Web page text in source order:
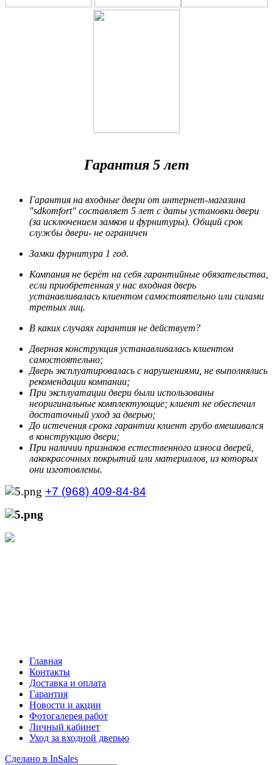
Гарантия 5 лет
Гарантия на входные двери от интернет-магазина
"sdkomfort" составляет 5 лет с даты установки двери
(за исключением замков и фурнитуры). Общий срок
службы двери- не ограничен
Замки фурнитура 1 год.
Компания не берёт на себя гарантийные обязательства,
если приобретенная у нас входная дверь
устанавливалась клиентом самостоятельно или силами
третьих лиц.
В каких случаях гарантия не действует?
Дверная конструкция устанавливалась клиентом
самостоятельно;
Дверь эксплуатировалась с нарушениями, не выполнялись
рекомендации компании;
При эксплуатации двери были использованы
неоригинальные комплектующие; клиент не обеспечил
достаточный уход за дверью;
До истечения срока гарантии клиент грубо вмешивался
в конструкцию двери;
При наличии признаков естественного износа дверей,
лакокрасочных покрытий или материалов, из которых
они изготовлены.
+7 (968) 409-84-84
Главная
Контакты
Доставка и оплата
Гарантия
Новости и акции
Фотогалерея работ
Личный кабинет
Уход за входной дверью
Сделано в InSales